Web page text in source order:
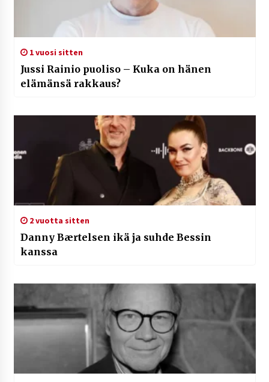
1 vuosi sitten
Jussi Rainio puoliso – Kuka on hänen
elämänsä rakkaus?
2 vuotta sitten
Danny Bærtelsen ikä ja suhde Bessin
kanssa